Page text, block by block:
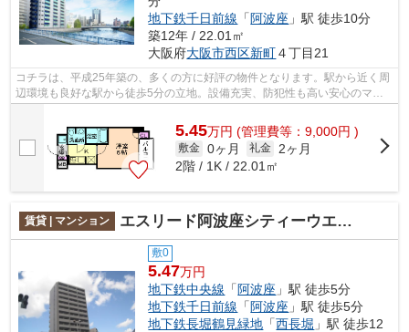
地下鉄千日前線 「 阿波座 」駅 徒歩10分
築12年 / 22.01㎡
大阪府大阪市西区新町４丁目21
コチラは、平成25年築の、多くの方に好評の物件となります。駅から近く周
辺環境も良好な駅から徒歩5分の立地。設備充実、防犯性も高い安心のマン
5.45万円 (管理費等：9,000円 )
敷金 0ヶ月 礼金
2ヶ月
2階 / 1K / 22.01㎡
賃貸 | マンション エスリード阿波座シティーウエスト
敷0
5.47万円
地下鉄中央線 「 阿波座 」駅 徒歩5分
地下鉄千日前線 「 阿波座 」駅 徒歩5分
地下鉄長堀鶴見緑地 「西長堀 」駅 徒歩12